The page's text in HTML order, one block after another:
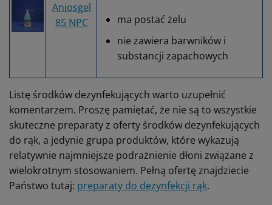
Aniosgel
85 NPC
ma postać żelu
nie zawiera barwników i
substancji zapachowych
Listę środków dezynfekujących warto uzupełnić
komentarzem. Proszę pamiętać, że nie są to wszystkie
skuteczne preparaty z oferty środków dezynfekujących
do rąk, a jedynie grupa produktów, które wykazują
relatywnie najmniejsze podrażnienie dłoni związane z
wielokrotnym stosowaniem. Pełną ofertę znajdziecie
Państwo tutaj: preparaty do dezynfekcji rąk.